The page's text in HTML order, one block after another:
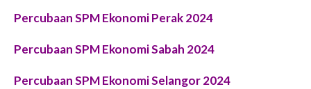
Percubaan SPM Ekonomi Perak 2024
Percubaan SPM Ekonomi Sabah 2024
Percubaan SPM Ekonomi Selangor 2024